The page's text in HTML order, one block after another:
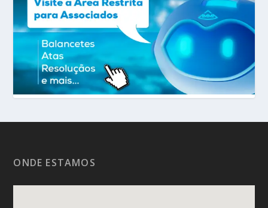
ONDE ESTAMOS